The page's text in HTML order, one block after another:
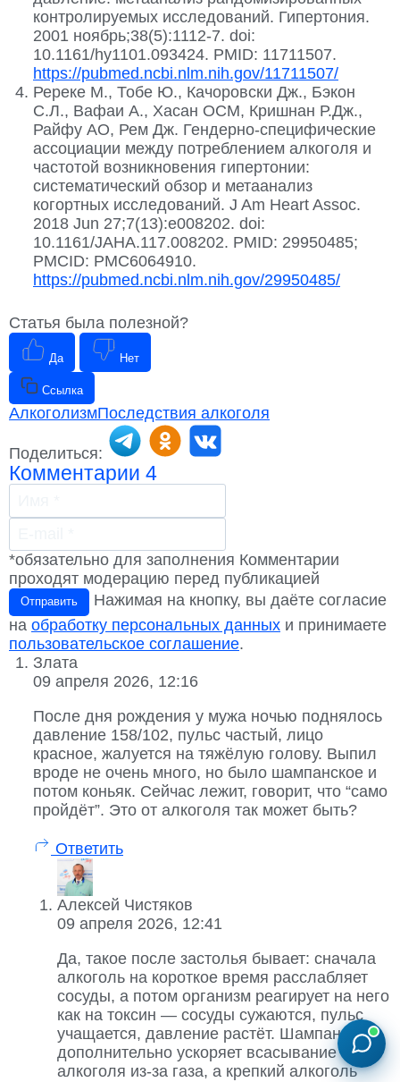
контролируемых исследований. Гипертония.
2001 ноябрь;38(5):1112-7. doi:
10.1161/hy1101.093424. PMID: 11711507.
https://pubmed.ncbi.nlm.nih.gov/11711507/
Ререке М., Тобе Ю., Качоровски Дж., Бэкон
С.Л., Вафаи А., Хасан ОСМ, Кришнан Р.Дж.,
Райфу АО, Рем Дж. Гендерно-специфические
ассоциации между потреблением алкоголя и
частотой возникновения гипертонии:
систематический обзор и метаанализ
когортных исследований. J Am Heart Assoc.
2018 Jun 27;7(13):e008202. doi:
10.1161/JAHA.117.008202. PMID: 29950485;
PMCID: PMC6064910.
https://pubmed.ncbi.nlm.nih.gov/29950485/
Статья была полезной?
Да Нет
Ссылка
АлкоголизмПоследствия алкоголя
Поделиться:
Комментарии 4
*обязательно для заполнения Комментарии
проходят модерацию перед публикацией
Отправить
Нажимая на кнопку, вы даёте согласие
на обработку персональных данных и принимаете
пользовательское соглашение.
Злата
09 апреля 2026, 12:16
После дня рождения у мужа ночью поднялось
давление 158/102, пульс частый, лицо
красное, жалуется на тяжёлую голову. Выпил
вроде не очень много, но было шампанское и
потом коньяк. Сейчас лежит, говорит, что “само
пройдёт”. Это от алкоголя так может быть?
Ответить
Алексей Чистяков
09 апреля 2026, 12:41
Да, такое после застолья бывает: сначала
алкоголь на короткое время расслабляет
сосуды, а потом организм реагирует на него
как на токсин — сосуды сужаются, пульс
учащается, давление растёт. Шампанское
дополнительно ускоряет всасывание
алкоголя из-за газа, а крепкий алкоголь